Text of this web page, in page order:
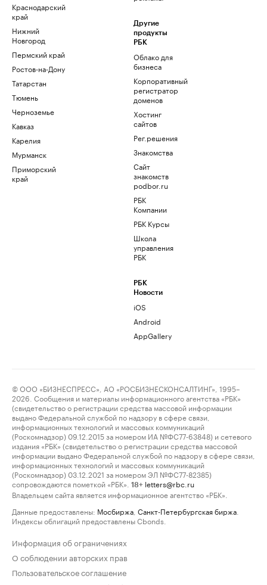
Краснодарский
край
Нижний
Новгород
Пермский край
Ростов-на-Дону
Татарстан
Тюмень
Черноземье
Кавказ
Карелия
Мурманск
Приморский
край
Другие
продукты
РБК
Облако для
бизнеса
Корпоративный
регистратор
доменов
Хостинг
сайтов
Рег.решения
Знакомства
Сайт
знакомств
podbor.ru
РБК
Компании
РБК Курсы
Школа
управления
РБК
РБК
Новости
iOS
Android
AppGallery
© ООО «БИЗНЕСПРЕСС», АО «РОСБИЗНЕСКОНСАЛТИНГ», 1995–
2026. Сообщения и материалы информационного агентства «РБК»
(свидетельство о регистрации средства массовой информации
выдано Федеральной службой по надзору в сфере связи,
информационных технологий и массовых коммуникаций
(Роскомнадзор) 09.12.2015 за номером ИА №ФС77-63848) и сетевого
издания «РБК» (свидетельство о регистрации средства массовой
информации выдано Федеральной службой по надзору в сфере связи,
информационных технологий и массовых коммуникаций
(Роскомнадзор) 03.12.2021 за номером ЭЛ №ФС77-82385)
сопровождаются пометкой «РБК».
18+ letters@rbc.ru
Владельцем сайта является информационное агентство «РБК».
Данные предоставлены: Мосбиржа Санкт-Петербургская биржа
Индексы облигаций предоставлены Cbonds.
Информация об ограничениях
О соблюдении авторских прав
Пользовательское соглашение